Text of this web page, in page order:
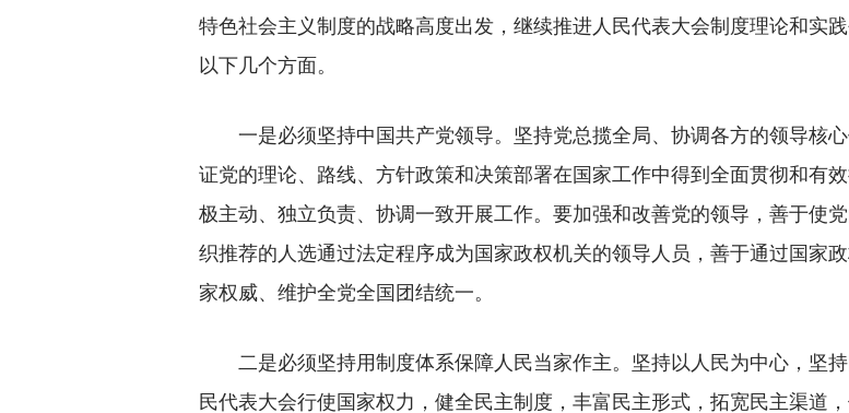
特色社会主义制度的战略高度出发，继续推进人民代表大会制度理论和实
以下几个方面。
一是必须坚持中国共产党领导。坚持党总揽全局、协调各方的领导核
证党的理论、路线、方针政策和决策部署在国家工作中得到全面贯彻和有
极主动、独立负责、协调一致开展工作。要加强和改善党的领导，善于使
织推荐的人选通过法定程序成为国家政权机关的领导人员，善于通过国家
家权威、维护全党全国团结统一。
二是必须坚持用制度体系保障人民当家作主。坚持以人民为中心，坚
民代表大会行使国家权力，健全民主制度，丰富民主形式，拓宽民主渠道